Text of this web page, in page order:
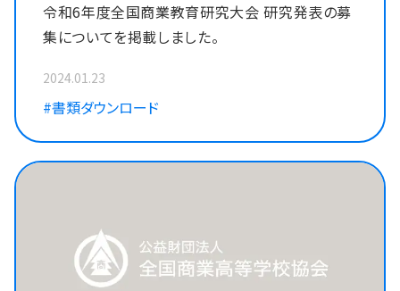
令和6年度全国商業教育研究大会 研究発表の募
集についてを掲載しました。
2024.01.23
#書類ダウンロード